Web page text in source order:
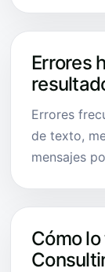
Errores
Errores
de texto,
mensajes
Cómo